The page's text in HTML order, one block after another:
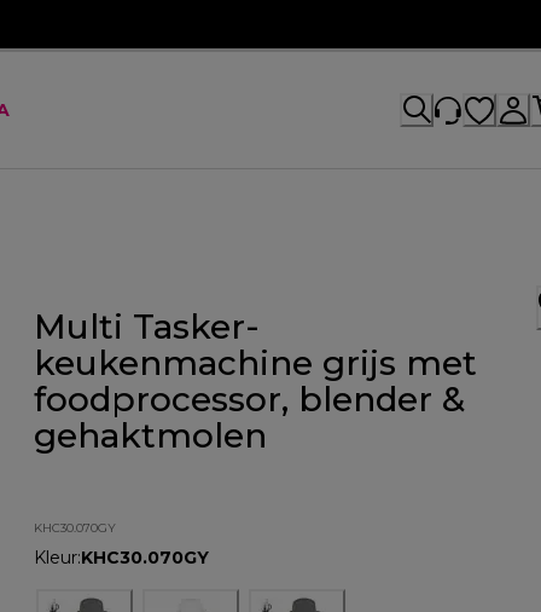
Multi Tasker-
keukenmachine grijs met
foodprocessor, blender &
gehaktmolen
KHC30.070GY
Kleur:KHC30.070GY